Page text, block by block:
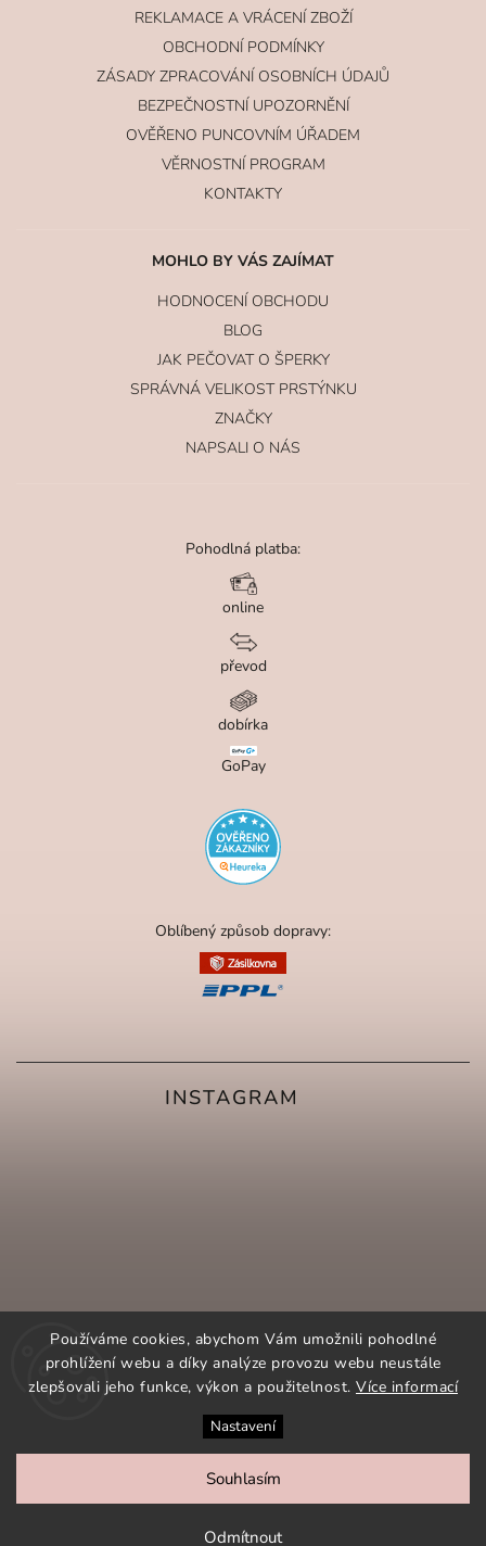
Používáme cookies, abychom Vám umožnili pohodlné
prohlížení webu a díky analýze provozu webu neustále
zlepšovali jeho funkce, výkon a použitelnost. Více informací
Nastavení
Odmítnout
Souhlasím
REKLAMACE A VRÁCENÍ ZBOŽÍ
OBCHODNÍ PODMÍNKY
ZÁSADY ZPRACOVÁNÍ OSOBNÍCH ÚDAJŮ
BEZPEČNOSTNÍ UPOZORNĚNÍ
OVĚŘENO PUNCOVNÍM ÚŘADEM
VĚRNOSTNÍ PROGRAM
KONTAKTY
INSTAGRAM
SLEDOVAT NA INSTAGRAMU
MOHLO BY VÁS ZAJÍMAT
HODNOCENÍ OBCHODU
BLOG
JAK PEČOVAT O ŠPERKY
SPRÁVNÁ VELIKOST PRSTÝNKU
ZNAČKY
NAPSALI O NÁS
Pohodlná platba:
online
převod
dobírka
GoPay
Oblíbený způsob dopravy:
COPYRIGHT 2026ORNAMENTI.CZ. VŠECHNA PRÁVA
VYHRAZENA.